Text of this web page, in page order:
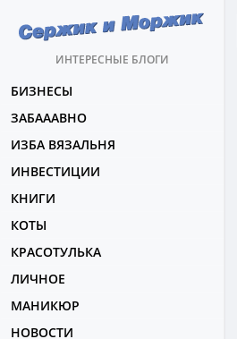
ИНТЕРЕСНЫЕ БЛОГИ
БИЗНЕСЫ
ЗАБАААВНО
ИЗБА ВЯЗАЛЬНЯ
ИНВЕСТИЦИИ
КНИГИ
КОТЫ
КРАСОТУЛЬКА
ЛИЧНОЕ
МАНИКЮР
НОВОСТИ